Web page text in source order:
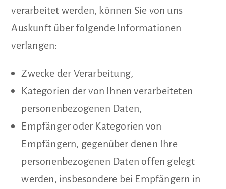
verarbeitet werden, können Sie von uns
Auskunft über folgende Informationen
verlangen:
Zwecke der Verarbeitung,
Kategorien der von Ihnen verarbeiteten
personenbezogenen Daten,
Empfänger oder Kategorien von
Empfängern, gegenüber denen Ihre
personenbezogenen Daten offen gelegt
werden, insbesondere bei Empfängern in